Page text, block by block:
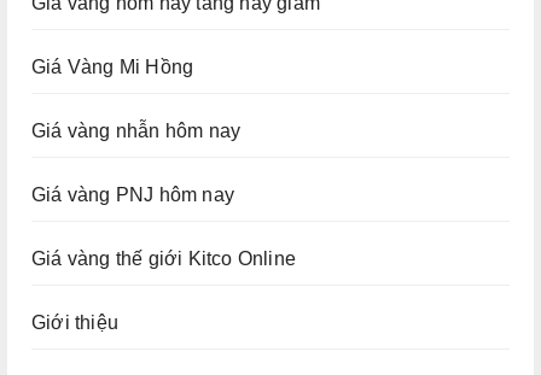
Giá Vàng Mi Hồng
Giá vàng nhẫn hôm nay
Giá vàng PNJ hôm nay
Giá vàng thế giới Kitco Online
Giới thiệu